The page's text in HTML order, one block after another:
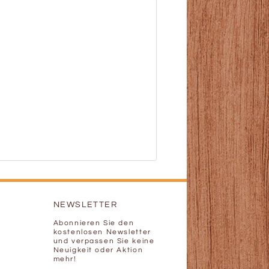
NEWSLETTER
Abonnieren Sie den
kostenlosen Newsletter
und verpassen Sie keine
Neuigkeit oder Aktion
mehr!